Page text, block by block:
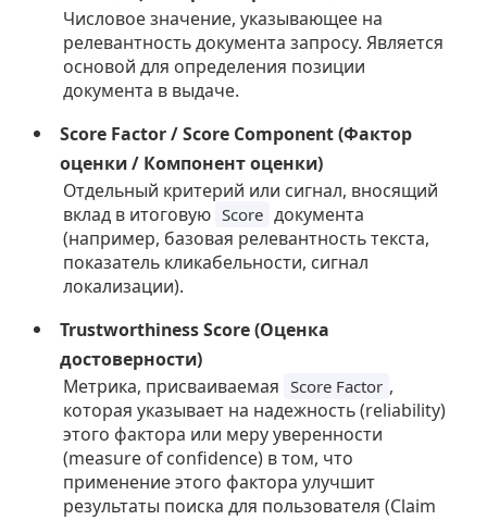
Числовое значение, указывающее на
релевантность документа запросу. Является
основой для определения позиции
документа в выдаче.
Score Factor / Score Component (Фактор
оценки / Компонент оценки)
Отдельный критерий или сигнал, вносящий
вклад в итоговую Score документа
(например, базовая релевантность текста,
показатель кликабельности, сигнал
локализации).
Trustworthiness Score (Оценка
достоверности)
Метрика, присваиваемая Score Factor ,
которая указывает на надежность (reliability)
этого фактора или меру уверенности
(measure of confidence) в том, что
применение этого фактора улучшит
результаты поиска для пользователя (Claim